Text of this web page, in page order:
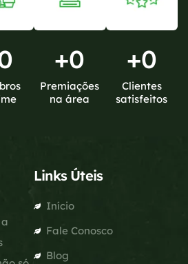
+0
Premiações
na área
+0
Clientes
satisfeitos
Links Úteis
Início
Fale Conosco
Blog